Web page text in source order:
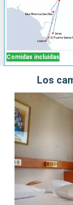
Comidas incluidas
Los